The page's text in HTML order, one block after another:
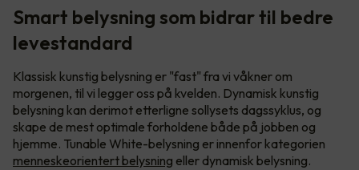
Smart belysning som bidrar til bedre
levestandard
Klassisk kunstig belysning er "fast" fra vi våkner om
morgenen, til vi legger oss på kvelden. Dynamisk kunstig
belysning kan derimot etterligne sollysets dagssyklus, og
skape de mest optimale forholdene både på jobben og
hjemme. Tunable White-belysning er innenfor kategorien
menneskeorientert belysning eller dynamisk belysning.